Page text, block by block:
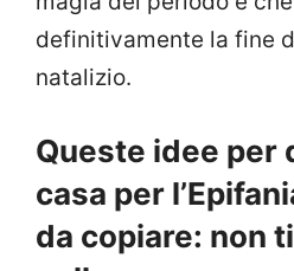
definitivamente la fine
natalizio.
Queste idee per
casa per
da copiare: non